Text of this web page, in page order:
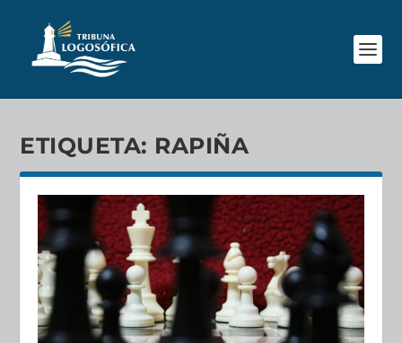
ETIQUETA: RAPIÑA